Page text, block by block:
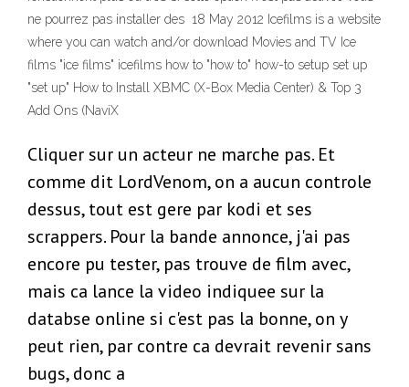
ne pourrez pas installer des 18 May 2012 Icefilms is a website
where you can watch and/or download Movies and TV Ice
films "ice films" icefilms how to "how to" how-to setup set up
"set up" How to Install XBMC (X-Box Media Center) & Top 3
Add Ons (NaviX
Cliquer sur un acteur ne marche pas. Et
comme dit LordVenom, on a aucun controle
dessus, tout est gere par kodi et ses
scrappers. Pour la bande annonce, j'ai pas
encore pu tester, pas trouve de film avec,
mais ca lance la video indiquee sur la
databse online si c'est pas la bonne, on y
peut rien, par contre ca devrait revenir sans
bugs, donc a